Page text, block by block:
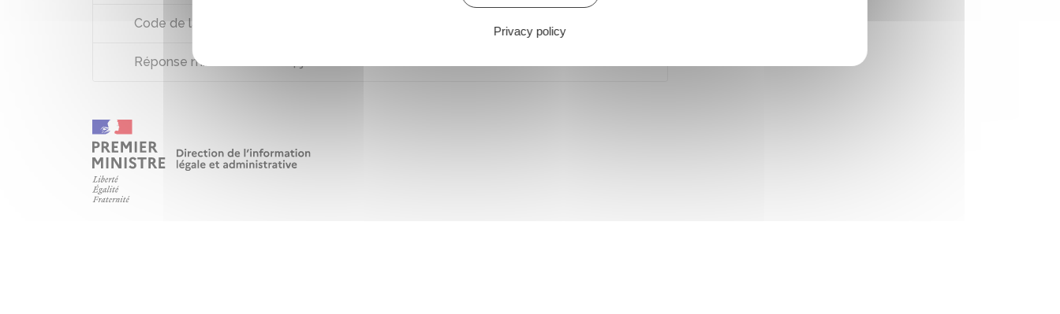
Code de la route : article R130-11
Réponse ministérielle du 14 janvier 2020 relative à l'envoi d'un avis de contravention
Privacy policy